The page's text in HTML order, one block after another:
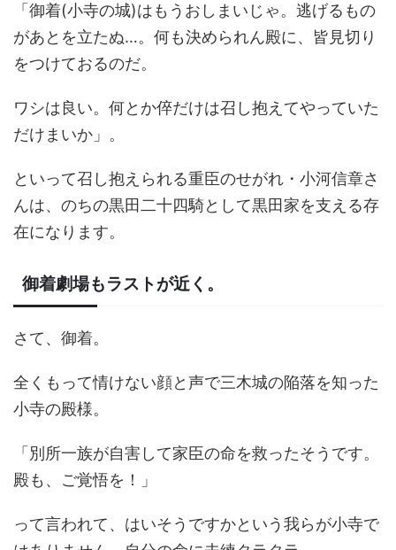
「御着(小寺の城)はもうおしまいじゃ。逃げるもの
があとを立たぬ…。何も決められん殿に、皆見切り
をつけておるのだ。
ワシは良い。何とか倅だけは召し抱えてやっていた
だけまいか」。
といって召し抱えられる重臣のせがれ・小河信章さ
んは、のちの黒田二十四騎として黒田家を支える存
在になります。
御着劇場もラストが近く。
さて、御着。
全くもって情けない顔と声で三木城の陥落を知った
小寺の殿様。
「別所一族が自害して家臣の命を救ったそうです。
殿も、ご覚悟を！」
って言われて、はいそうですかという我らが小寺で